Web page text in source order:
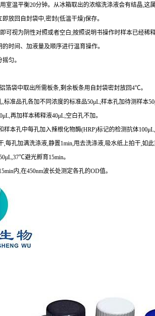
室温平衡20分钟。从冰箱取出的浓缩洗涤液会有结晶,这
放回自封袋中,密封(低温干燥)保存。
可视为阴性对照或者空白;按照说明书操作时样本已经稀
时间、加液量及顺序进行温育操作。
匀。
箔袋中取出所需板条,剩余板条用自封袋密封放回4℃。
准品孔各加不同浓度的标准品50μL;样本孔加待测样本
再加样本稀释液40μL;空白孔不加。
本孔中每孔加入辣根化物酶(HRP)标记的检测抗体
每孔加满洗涤液,静置1min,甩去洗涤液,吸水纸上拍干,如此
避光孵育15min。
内,在450nm波长处测定各孔的OD值。